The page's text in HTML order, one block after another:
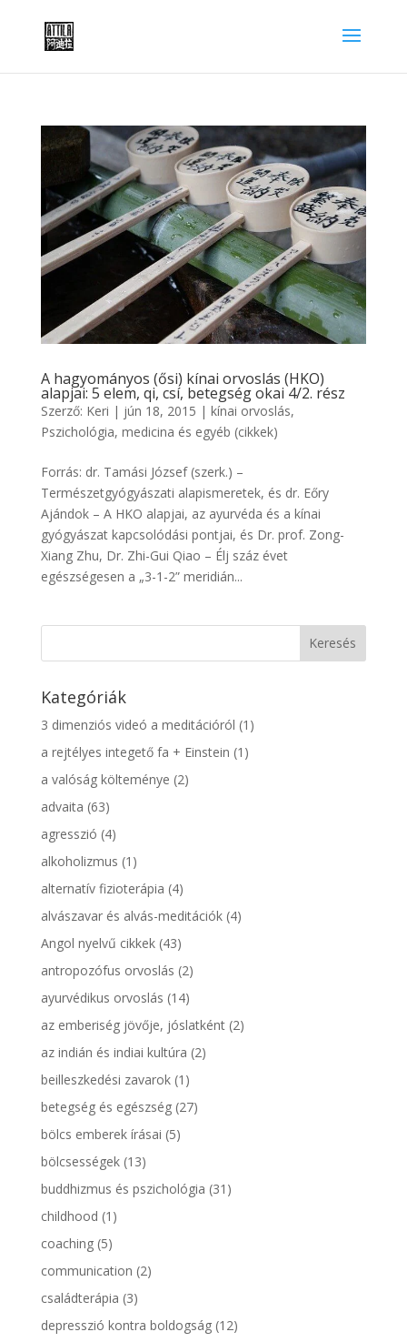
A hagyományos (ősi) kínai orvoslás (HKO)
alapjai: 5 elem, qi, csí, betegség okai 4/2. rész
Szerző: Keri | jún 18, 2015 | kínai orvoslás,
Pszichológia, medicina és egyéb (cikkek)
Forrás: dr. Tamási József (szerk.) –
Természetgyógyászati alapismeretek, és dr. Eőry
Ajándok – A HKO alapjai, az ayurvéda és a kínai
gyógyászat kapcsolódási pontjai, és Dr. prof. Zong-
Xiang Zhu, Dr. Zhi-Gui Qiao – Élj száz évet
egészségesen a „3-1-2” meridián...
Kategóriák
3 dimenziós videó a meditációról (1)
a rejtélyes integető fa + Einstein (1)
a valóság költeménye (2)
advaita (63)
agresszió (4)
alkoholizmus (1)
alternatív fizioterápia (4)
alvászavar és alvás-meditációk(4)
Angol nyelvű cikkek(43)
antropozófus orvoslás (2)
ayurvédikus orvoslás (14)
az emberiség jövője, jóslatként(2)
az indián és indiai kultúra (2)
beilleszkedési zavarok(1)
betegség és egészség(27)
bölcs emberek írásai (5)
bölcsességek(13)
buddhizmus és pszichológia (31)
childhood (1)
coaching(5)
communication (2)
családterápia (3)
depresszió kontra boldogság(12)